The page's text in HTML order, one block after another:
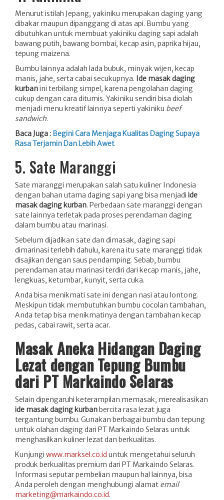
Menurut istilah Jepang, yakiniku merupakan daging yang
dibakar maupun dipanggang di atas api. Bumbu yang
dibutuhkan untuk membuat yakiniku daging sapi adalah
bawang putih, bawang bombai, kecap asin, paprika hijau,
tepung maizena.
Bumbu lainnya adalah lada bubuk, minyak wijen, kecap
manis, jahe, serta cabai secukupnya. Ide masak daging
kurbanini terbilang simpel, karena pengolahan daging
cukup dengan cara ditumis. Yakiniku sendiri bisa diolah
menjadi menu kreatif lainnya seperti yakiniku beef
sandwich.
Baca Juga : Begini Cara Menjaga Kualitas Daging Supaya
Rasa Terjamin Dan Lebih Awet
5. Sate Maranggi
Sate maranggi merupakan salah satu kuliner Indonesia
dengan bahan utama daging sapi yang bisa menjadi ide
masak daging kurban. Perbedaan sate maranggi dengan
sate lainnya terletak pada proses perendaman daging
dalam bumbu atau marinasi.
Sebelum dijadikan sate dan dimasak, daging sapi
dimarinasi terlebih dahulu, karena itu sate maranggi tidak
disajikan dengan saus pendamping. Sebab, bumbu
perendaman atau marinasi terdiri dari kecap manis, jahe,
lengkuas, ketumbar, kunyit, serta cuka.
Anda bisa menikmati sate ini dengan nasi atau lontong.
Meskipun tidak membutuhkan bumbu cocolan tambahan,
Anda tetap bisa menikmatinya dengan tambahan kecap
pedas, cabai rawit, serta acar.
Masak Aneka Hidangan Daging
Lezat dengan Tepung Bumbu
dari PT Markaindo Selaras
Selain dipengaruhi keterampilan memasak, merealisasikan
ide masak daging kurbanbercita rasa lezat juga
tergantung bumbu. Gunakan berbagai bumbu dan tepung
untuk olahan daging dari PT Markaindo Selaras untuk
menghasilkan kuliner lezat dan berkualitas.
Kunjungi www.marksel.co.id untuk mengetahui seluruh
produk berkualitas premium dari PT Markaindo Selaras.
Informasi seputar pembelian maupun hal lainnya, bisa
Anda peroleh dengan menghubungi alamat email
marketing@markaindo.co.id.